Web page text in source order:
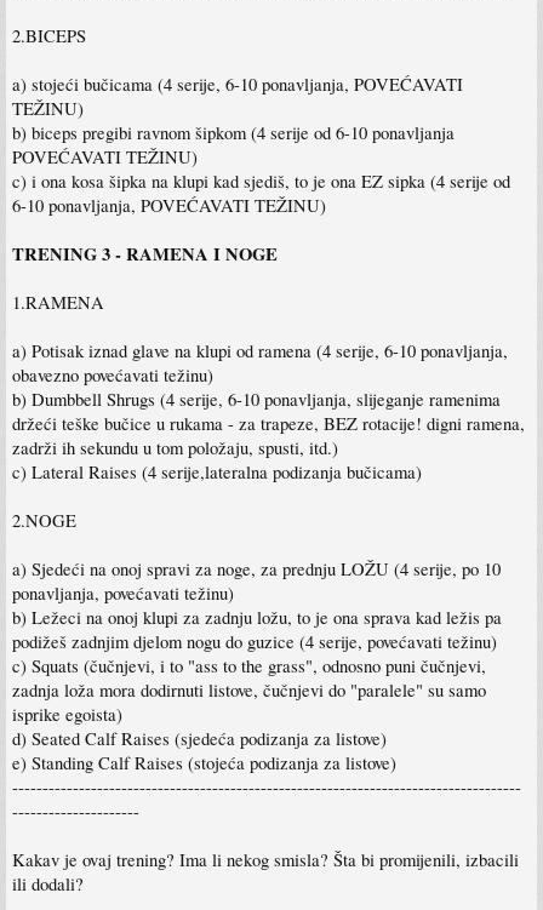
2.BICEPS
a) stojeći bučicama (4 serije, 6-10 ponavljanja, POVEĆAVATI
TEŽINU)
b) biceps pregibi ravnom šipkom (4 serije od 6-10 ponavljanja
POVEĆAVATI TEŽINU)
c) i ona kosa šipka na klupi kad sjediš, to je ona EZ sipka (4 serije od
6-10 ponavljanja, POVEĆAVATI TEŽINU)
TRENING 3 - RAMENA I NOGE
1.RAMENA
a) Potisak iznad glave na klupi od ramena (4 serije, 6-10 ponavljanja,
obavezno povećavati težinu)
b) Dumbbell Shrugs (4 serije, 6-10 ponavljanja, slijeganje ramenima
držeći teške bučice u rukama - za trapeze, BEZ rotacije! digni ramena,
zadrži ih sekundu u tom položaju, spusti, itd.)
c) Lateral Raises (4 serije,lateralna podizanja bučicama)
2.NOGE
a) Sjedeći na onoj spravi za noge, za prednju LOŽU (4 serije, po 10
ponavljanja, povećavati težinu)
b) Ležeci na onoj klupi za zadnju ložu, to je ona sprava kad ležis pa
podižeš zadnjim djelom nogu do guzice (4 serije, povećavati težinu)
c) Squats (čučnjevi, i to "ass to the grass", odnosno puni čučnjevi,
zadnja loža mora dodirnuti listove, čučnjevi do "paralele" su samo
isprike egoista)
d) Seated Calf Raises (sjedeća podizanja za listove)
e) Standing Calf Raises (stojeća podizanja za listove)
------------------------------------------------------------------------------------
---------------------
Kakav je ovaj trening? Ima li nekog smisla? Šta bi promijenili, izbacili
ili dodali?